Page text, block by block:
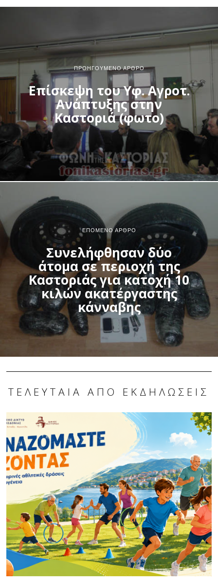
ΠΡΟΗΓΟΎΜΕΝΟ ΆΡΘΡΟ
Επίσκεψη του Υφ. Αγροτ.
Ανάπτυξης στην
Καστοριά (φωτο)
ΕΠΌΜΕΝΟ ΆΡΘΡΟ
Συνελήφθησαν δύο
άτομα σε περιοχή της
Καστοριάς για κατοχή 10
κιλών ακατέργαστης
κάνναβης
ΤΕΛΕΥΤΑΊΑ ΑΠΌ ΕΚΔΗΛΏΣΕΙΣ